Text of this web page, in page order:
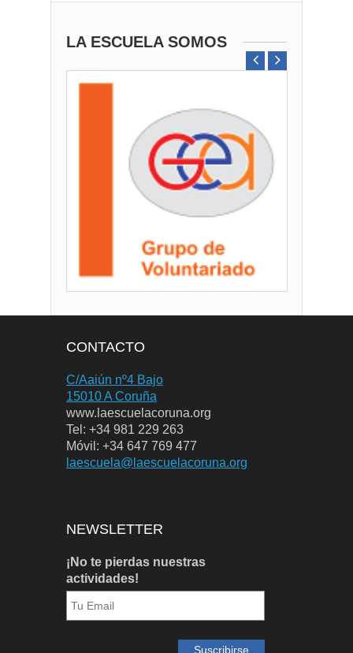
LA ESCUELA SOMOS
CONTACTO
C/Aaiún nº4 Bajo
15010 A Coruña
www.laescuelacoruna.org
Tel: +34 981 229 263
Móvil: +34 647 769 477
laescuela@laescuelacoruna.org
NEWSLETTER
¡No te pierdas nuestras
actividades!